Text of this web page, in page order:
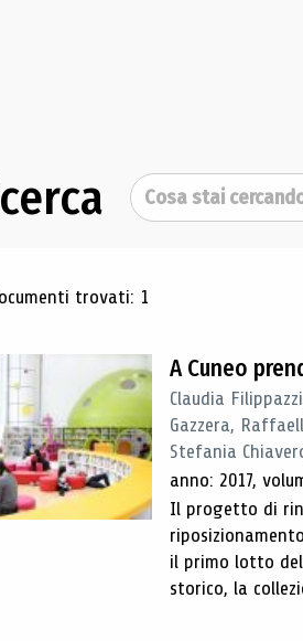
Cerca
di ricerca
trovati: 1
A Cuneo
Claudia
Gazzera,
Stefania
anno: 2017,
Il progetto di
il primo lotto
storico, la